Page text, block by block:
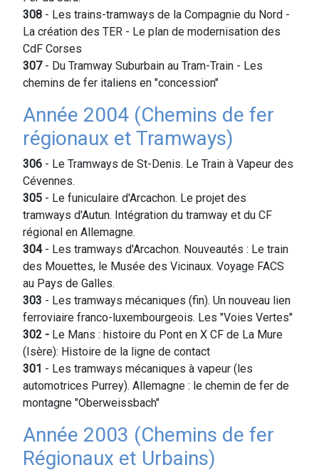
308 - Les trains-tramways de la Compagnie du Nord -
La création des TER - Le plan de modernisation des
CdF Corses
307- Du Tramway Suburbain au Tram-Train - Les
chemins de fer italiens en "concession"
Année 2004 (Chemins de fer
régionaux et Tramways)
306 - Le Tramways de St-Denis. Le Train à Vapeur des
Cévennes.
305 - Le funiculaire d'Arcachon. Le projet des
tramways d'Autun. Intégration du tramway et du CF
régional en Allemagne.
304- Les tramways d'Arcachon. Nouveautés : Le train
des Mouettes, le Musée des Vicinaux. Voyage FACS
au Pays de Galles.
303 - Les tramways mécaniques (fin). Un nouveau lien
ferroviaire franco-luxembourgeois. Les "Voies Vertes"
302 - Le Mans : histoire du Pont en X CF de La Mure
(Isère): Histoire de la ligne de contact
301 - Les tramways mécaniques à vapeur (les
automotrices Purrey). Allemagne : le chemin de fer de
montagne "Oberweissbach"
Année 2003 (Chemins de fer
Régionaux et Urbains)